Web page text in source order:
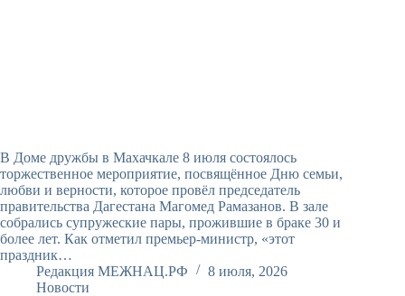
В Доме дружбы в Махачкале 8 июля состоялось
торжественное мероприятие, посвящённое Дню семьи,
любви и верности, которое провёл председатель
правительства Дагестана Магомед Рамазанов. В зале
собрались супружеские пары, прожившие в браке 30 и
более лет. Как отметил премьер-министр, «этот
праздник…
Редакция МЕЖНАЦ.РФ
8 июля, 2026
Новости